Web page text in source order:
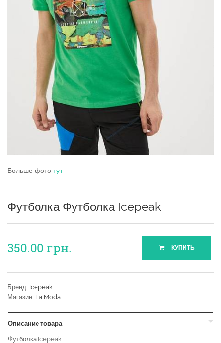
Больше фото тут
Футболка Футболка Icepeak
350.00 грн. КУПИТЬ
Бренд: Icepeak
Магазин: La Moda
Описание товара
Футболка Icepeak.